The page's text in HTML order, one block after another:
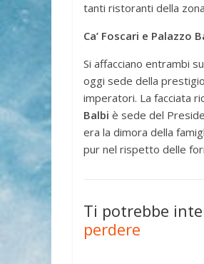
tanti ristoranti della
Ca’ Foscari e Palazzo
Si affacciano entrambi
oggi sede della
imperatori. La facciata
Balbi è sede del
era la dimora della
pur nel rispetto delle
Ti potrebbe
perdere